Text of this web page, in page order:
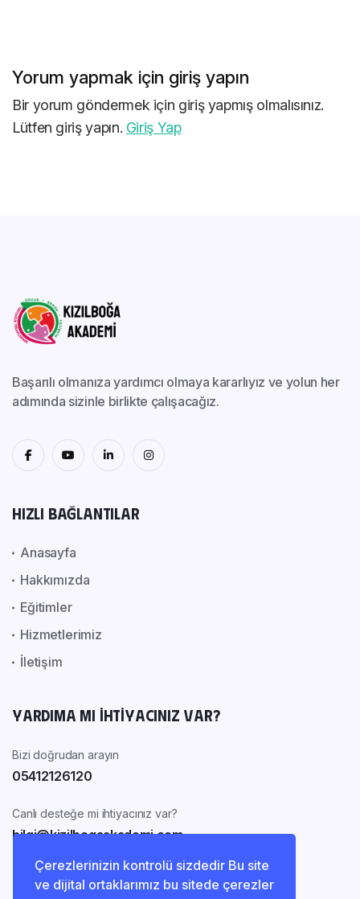
Çerezlerinizin kontrolü sizdedir Bu site
ve dijital ortaklarımız bu sitede çerezler
Yorum yapmak için giriş yapın
Bir yorum göndermek için giriş yapmış olmalısınız.
Lütfen giriş yapın. Giriş Yap
Başarılı olmanıza yardımcı olmaya kararlıyız ve yolun her
adımında sizinle birlikte çalışacağız.
Hızlı Bağlantılar
Anasayfa
Hakkımızda
Eğitimler
Hizmetlerimiz
İletişim
Yardıma mı ihtiyacınız var?
Bizi doğrudan arayın
05412126120
Canlı desteğe mi ihtiyacınız var?
bilgi@kizilbogaakademi.com
Bizimle iletişimde kalın